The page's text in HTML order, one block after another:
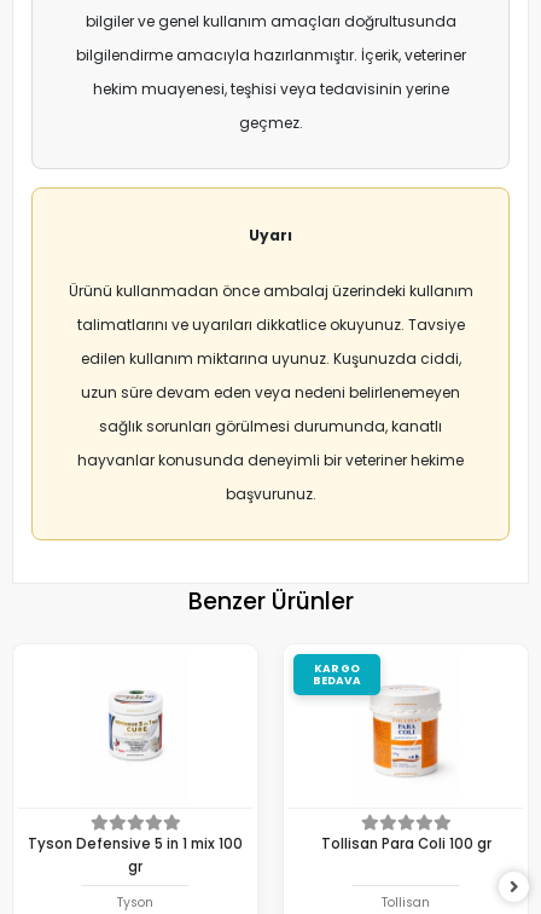
bilgiler ve genel kullanım amaçları doğrultusunda
bilgilendirme amacıyla hazırlanmıştır. İçerik, veteriner
hekim muayenesi, teşhisi veya tedavisinin yerine
geçmez.
Uyarı
Ürünü kullanmadan önce ambalaj üzerindeki kullanım
talimatlarını ve uyarıları dikkatlice okuyunuz. Tavsiye
edilen kullanım miktarına uyunuz. Kuşunuzda ciddi,
uzun süre devam eden veya nedeni belirlenemeyen
sağlık sorunları görülmesi durumunda, kanatlı
hayvanlar konusunda deneyimli bir veteriner hekime
başvurunuz.
Benzer Ürünler
Tyson Defensive 5 in 1 mix 100
gr
Tyson
KARGO
BEDAVA
Tollisan Para Coli 100 gr
Tollisan